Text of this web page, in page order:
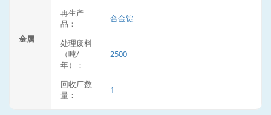
金属
再生产
品：
合金锭
处理废料
（吨/
年）：
2500
回收厂数
量：
1